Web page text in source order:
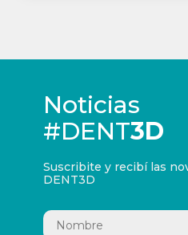
Noticias
#DENT3D
Suscribite y recibí las
DENT3D